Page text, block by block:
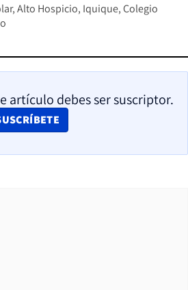
Alto Hospicio Iquique Colegio
artículo debes ser suscriptor.
IN NEW WINDOW